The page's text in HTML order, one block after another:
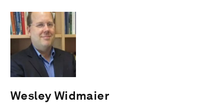
Wesley Widmaier